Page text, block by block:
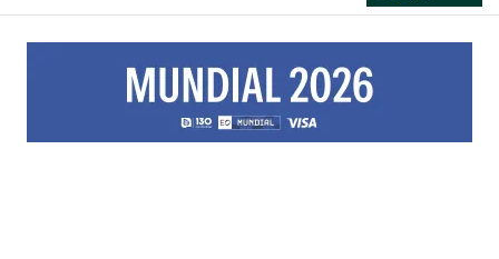
ARGENTINA
ESTADOS UNIDOS